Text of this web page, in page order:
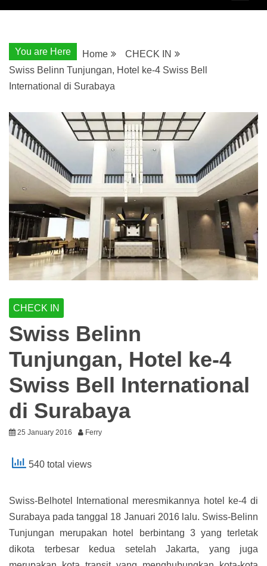
You are Here Home
CHECK IN
Swiss Belinn Tunjungan, Hotel ke-4 Swiss Bell
International di Surabaya
CHECK IN
Swiss Belinn
Tunjungan, Hotel ke-4
Swiss Bell International
di Surabaya
25 January 2016 Ferry
540 total views
Swiss-Belhotel International meresmikannya hotel ke-4 di
Surabaya pada tanggal 18 Januari 2016 lalu. Swiss-Belinn
Tunjungan merupakan hotel berbintang 3 yang terletak
dikota terbesar kedua setelah Jakarta, yang juga